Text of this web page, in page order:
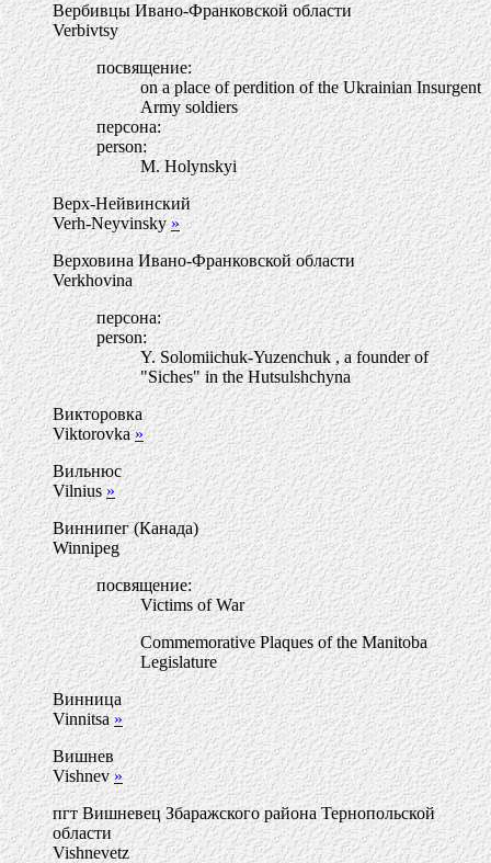
Вербивцы Ивано-Франковской области
Verbivtsy
посвящение:
on a place of perdition of the Ukrainian Insurgent
Army soldiers
персона:
person:
M. Holynskyi
Верх-Нейвинский
Verh-Neyvinsky»
Верховина Ивано-Франковской области
Verkhovina
персона:
person:
Y. Solomiichuk-Yuzenchuk , a founder of
"Siches" in the Hutsulshchyna
Викторовка
Viktorovka»
Вильнюс
Vilnius»
Виннипег (Канада)
Winnipeg
посвящение:
Victims of War
Commemorative Plaques of the Manitoba
Legislature
Винница
Vinnitsa»
Вишнев
Vishnev»
пгт Вишневец Збаражского района Тернопольской
области
Vishnevetz